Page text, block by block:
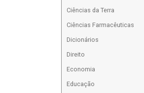
Ciências da Terra
Ciências Farmacêuticas
Dicionários
Direito
Economia
Educação